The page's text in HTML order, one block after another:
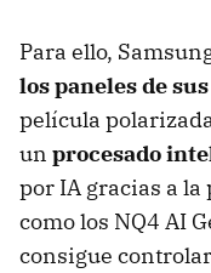
Para ello,
los paneles de
película
un procesado
por IA gracias a
como los NQ4 AI
consigue